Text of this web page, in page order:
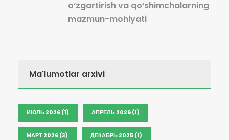
o‘zgartirish va qo‘shimchalarning
mazmun-mohiyati
Ma'lumotlar arxivi
ИЮЛЬ 2026 (1) АПРЕЛЬ 2026 (1)
МАРТ 2026 (3) ДЕКАБРЬ 2025 (1)